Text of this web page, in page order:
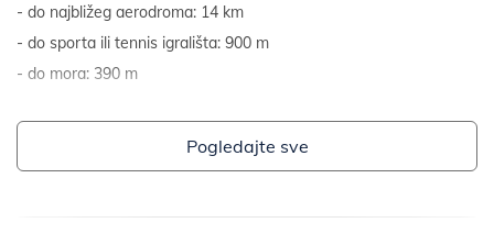
do najbližeg aerodroma: 14 km
do sporta ili tennis igrališta: 900 m
do mora: 390 m
Pogledajte sve